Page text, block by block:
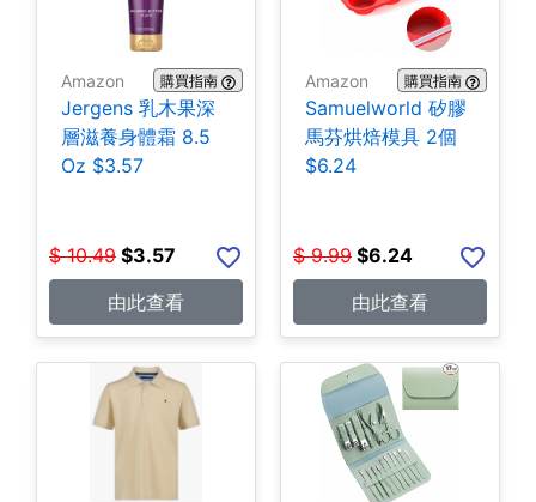
Amazon 購買指南
Jergens 乳木果深
層滋養身體霜 8.5
Oz $3.57
$ 10.49 $3.57
由此查看
Amazon 購買指南
Samuelworld 矽膠
馬芬烘焙模具 2個
$6.24
$ 9.99 $6.24
由此查看